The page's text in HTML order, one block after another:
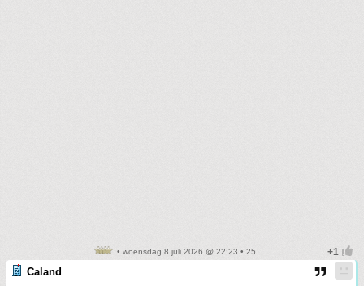
• woensdag 8 juli 2026 @ 22:23 • 25
Caland